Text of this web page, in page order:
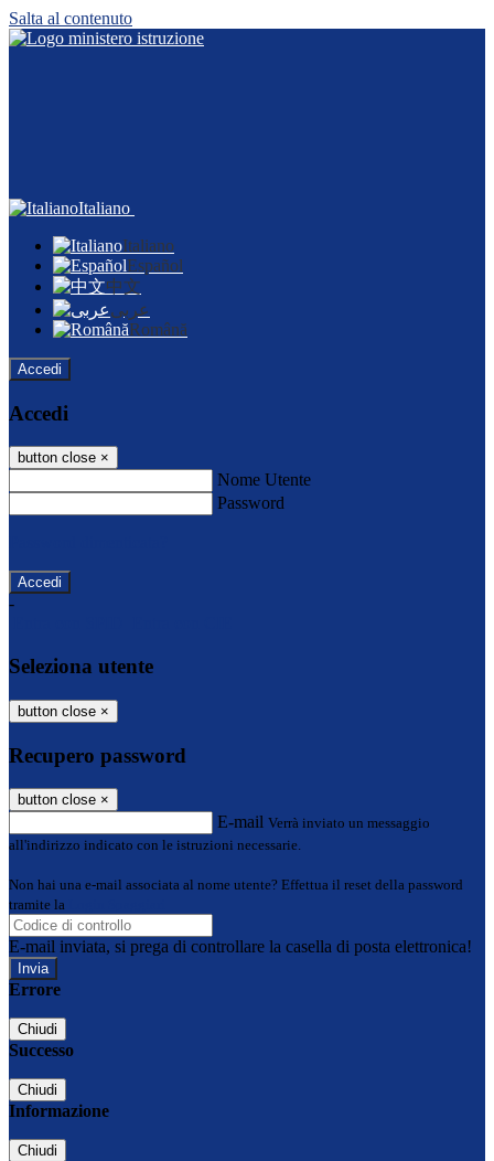
Salta al contenuto
Italiano
Italiano
Español
中文
عربى
Română
Accedi
Accedi
button close ×
Nome Utente
Password
-
Seleziona utente
button close ×
Recupero password
button close ×
E-mail Verrà inviato un messaggio
all'indirizzo indicato con le istruzioni necessarie.
Non hai una e-mail associata al nome utente? Effettua il reset della password
tramite la
E-mail inviata, si prega di controllare la casella di posta elettronica!
Errore
Chiudi
Successo
Chiudi
Informazione
Chiudi